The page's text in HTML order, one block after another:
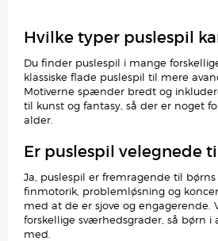
Hvilke typer puslespil
Du finder puslespil i mange
klassiske flade puslespil til mere
Motiverne spænder bredt og
til kunst og fantasy, så der er noget
alder.
Er puslespil velegnede
Ja, puslespil er fremragende til
finmotorik, problemløsning og
med at de er sjove og engagerende.
forskellige sværhedsgrader, så børn
med.